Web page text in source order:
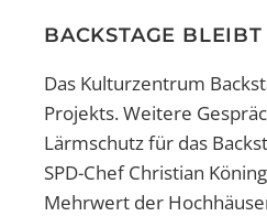
BACKSTAGE
Das Kulturzentrum
Projekts. Weitere
Lärmschutz für das
SPD-Chef Christian
Mehrwert der